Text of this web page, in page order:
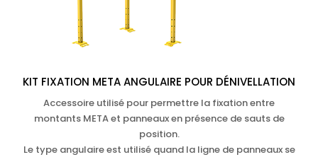
KIT FIXATION META ANGULAIRE POUR DÉNIVELLATION
Accessoire utilisé pour permettre la fixation entre
montants META et panneaux en présence de sauts de
position.
Le type angulaire est utilisé quand la ligne de panneaux se